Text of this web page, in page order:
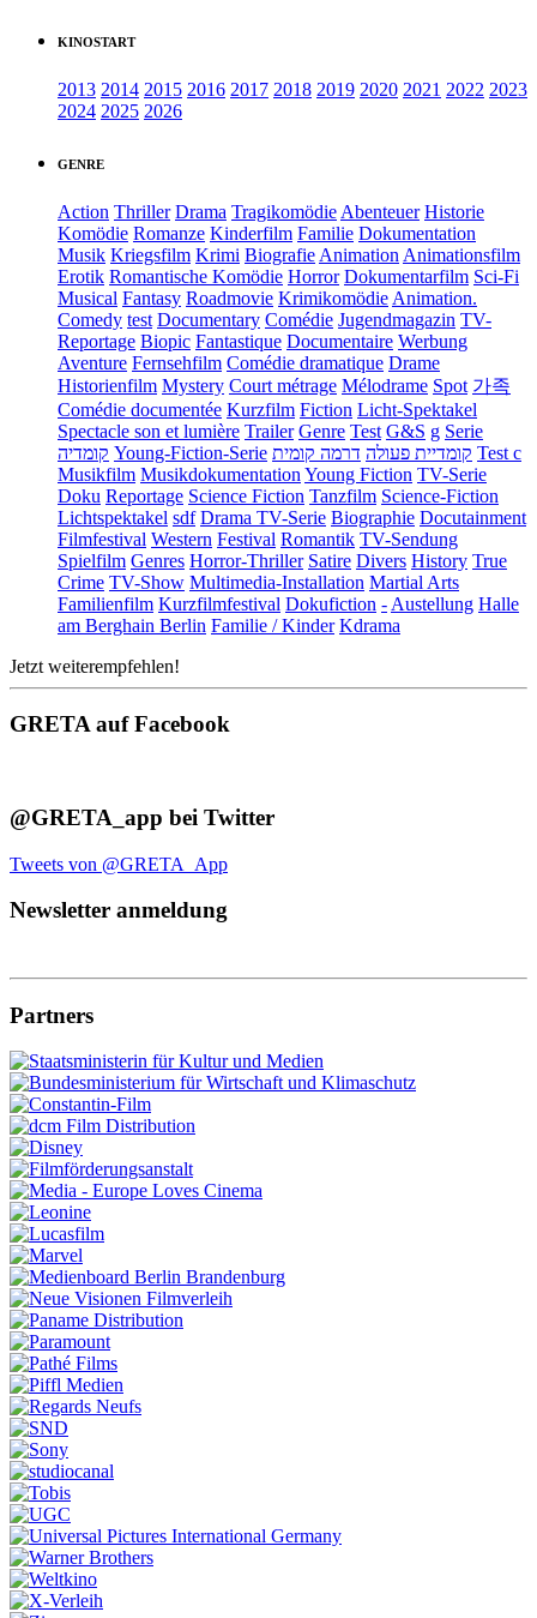
KINOSTART
2013 2014 2015 2016 2017 2018 2019 2020 2021 2022 2023
2024 2025 2026
GENRE
Action Thriller Drama Tragikomödie Abenteuer Historie
Komödie Romanze Kinderfilm Familie Dokumentation
Musik Kriegsfilm Krimi Biografie Animation Animationsfilm
Erotik Romantische Komödie Horror Dokumentarfilm Sci-Fi
Musical Fantasy Roadmovie Krimikomödie Animation.
Comedy test Documentary Comédie Jugendmagazin TV-
Reportage Biopic Fantastique Documentaire Werbung
Aventure Fernsehfilm Comédie dramatique Drame
Historienfilm Mystery Court métrage Mélodrame Spot 가족
Comédie documentée Kurzfilm Fiction Licht-Spektakel
Spectacle son et lumière Trailer Genre Test G&S g Serie
קומדיה Young-Fiction-Serie קומדיית פעולה דרמה קומית
Test c
Musikfilm Musikdokumentation Young Fiction TV-Serie
Doku Reportage Science Fiction Tanzfilm Science-Fiction
Lichtspektakel sdf Drama TV-Serie Biographie Docutainment
Filmfestival Western Festival Romantik TV-Sendung
Spielfilm Genres Horror-Thriller Satire Divers History True
Crime TV-Show Multimedia-Installation Martial Arts
Familienfilm Kurzfilmfestival Dokufiction - Austellung Halle
am Berghain Berlin Familie / Kinder Kdrama
Jetzt weiterempfehlen!
GRETA auf Facebook
@GRETA_app bei Twitter
Tweets von @GRETA_App
Newsletter anmeldung
Partners